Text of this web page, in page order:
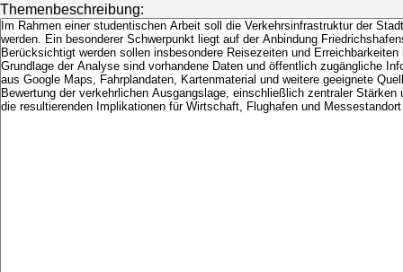
Themenbeschreibung: